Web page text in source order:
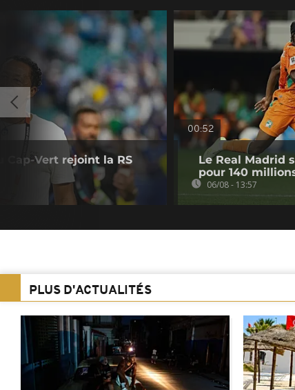
Cap-Vert rejoint la RS
00:52
Le Real Madrid
pour 140
06/08 - 13:57
PLUS D'ACTUALITÉS